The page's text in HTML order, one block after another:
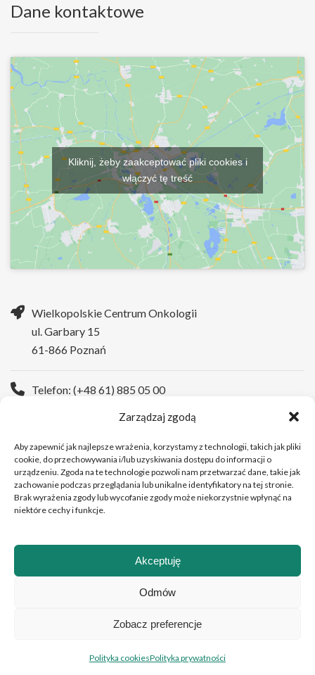
Zarządzaj zgodą
Aby zapewnić jak najlepsze wrażenia, korzystamy z technologii, takich jak pliki
cookie, do przechowywania i/lub uzyskiwania dostępu do informacji o
urządzeniu. Zgoda na te technologie pozwoli nam przetwarzać dane, takie jak
zachowanie podczas przeglądania lub unikalne identyfikatory na tej stronie.
Brak wyrażenia zgody lub wycofanie zgody może niekorzystnie wpłynąć na
niektóre cechy i funkcje.
Akceptuję
Odmów
Zobacz preferencje
Polityka cookiesPolityka prywatności
Dane kontaktowe
Kliknij, żeby zaakceptować pliki cookies i
włączyć tę treść
Wielkopolskie Centrum Onkologii
ul. Garbary 15
61-866 Poznań
Telefon: (+48 61) 885 05 00
Copyright © 2026 Wielkopolskie Centrum Onkologii